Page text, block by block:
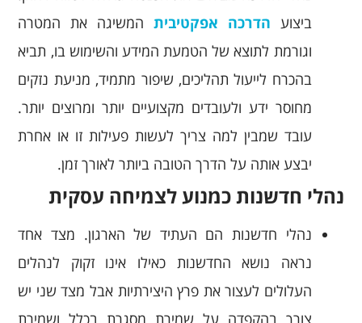
ביצוע הדרכה אפקטיבית המשיגה את המטרה
וגורמת לתוצא של הטמעת המידע והשימוש בו, תביא
בהכרח לייעול תהליכים, שיפור מתמיד, מניעת נזקים
מחוסר ידע ולעובדים מקצועיים יותר ומרוצים יותר.
עובד שמבין למה צריך לעשות פעילות זו או אחרת
יבצע אותה על הדרך הטובה ביותר לאורך זמן.
נהלי חדשנות כמנוע לצמיחה עסקית
נהלי חדשנות הם העתיד של הארגון. מצד אחד
נראה נושא החדשנות כאילו אינו זקוק לנהלים
העלולים לעצור את פרץ היצירתיות אבל מצד שני יש
צורך בהקפדה על שמירת מסגרת בכלל ושמירת